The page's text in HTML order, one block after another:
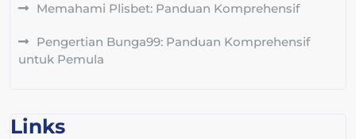
Memahami Plisbet: Panduan Komprehensif
Pengertian Bunga99: Panduan Komprehensif
untuk Pemula
Links